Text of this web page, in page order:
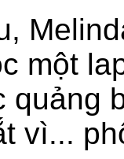
một
quảng
vì...